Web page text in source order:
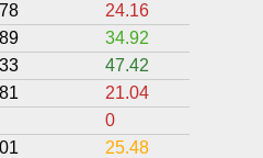
24.16
34.92
47.42
21.04
0
25.48